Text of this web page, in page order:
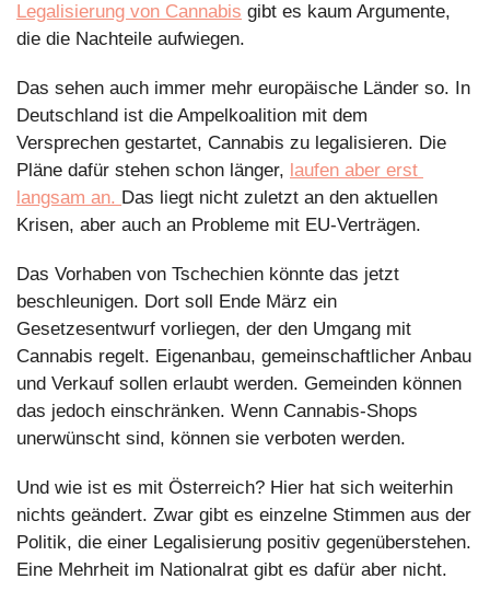
Legalisierung von Cannabis gibt es kaum Argumente,
die die Nachteile aufwiegen.
Das sehen auch immer mehr europäische Länder so. In
Deutschland ist die Ampelkoalition mit dem
Versprechen gestartet, Cannabis zu legalisieren. Die
Pläne dafür stehen schon länger, laufen aber erst
langsam an. Das liegt nicht zuletzt an den aktuellen
Krisen, aber auch an Probleme mit EU-Verträgen.
Das Vorhaben von Tschechien könnte das jetzt
beschleunigen. Dort soll Ende März ein
Gesetzesentwurf vorliegen, der den Umgang mit
Cannabis regelt. Eigenanbau, gemeinschaftlicher Anbau
und Verkauf sollen erlaubt werden. Gemeinden können
das jedoch einschränken. Wenn Cannabis-Shops
unerwünscht sind, können sie verboten werden.
Und wie ist es mit Österreich? Hier hat sich weiterhin
nichts geändert. Zwar gibt es einzelne Stimmen aus der
Politik, die einer Legalisierung positiv gegenüberstehen.
Eine Mehrheit im Nationalrat gibt es dafür aber nicht.